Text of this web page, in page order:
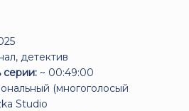
детектив
серии: ~ 00:49:00
(многоголосый
Studio